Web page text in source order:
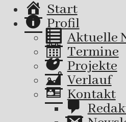
Start
Profil
Aktuelle
Termine
Projekte
Verlauf
Kontakt